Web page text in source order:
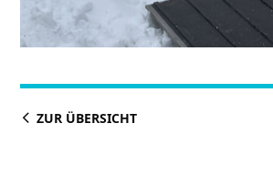
ZUR ÜBERSICHT